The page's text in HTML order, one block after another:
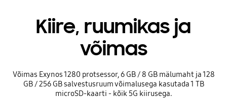
Kiire, ruumikas ja
võimas
Võimas Exynos 1280 protsessor, 6 GB / 8 GB mälumaht ja 128
GB / 256 GB salvestusruum võimalusega kasutada 1 TB
microSD-kaarti - kõik 5G kiirusega.